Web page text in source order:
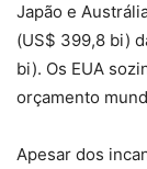
Japão e
(US$ 399,8 bi)
bi). Os EUA
orçamento
Apesar dos